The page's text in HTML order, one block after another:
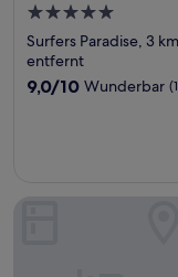
5.0-
Sterne-
Unterkunft
Surfers Paradise, 3
entfernt
9.0
9,0/10 Wunderbar
Woodroffe Hotel